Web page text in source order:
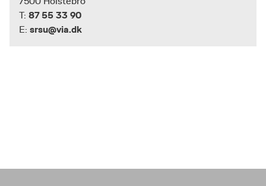
T: 87 55 33 90
E: srsu@via.dk